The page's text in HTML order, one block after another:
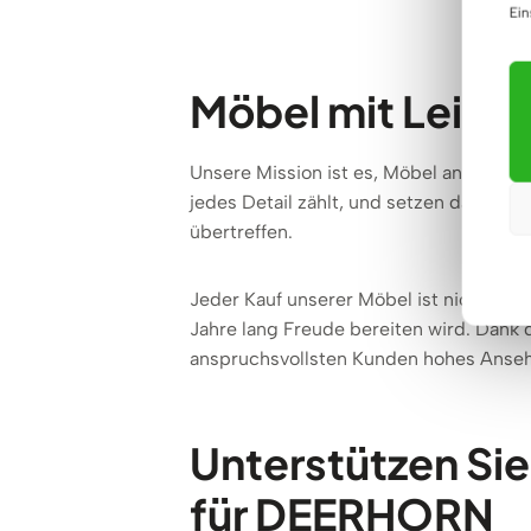
Möbel mit
Unsere Mission ist es, Möbel
jedes Detail zählt, und setzen daher
übertreffen.
Jeder Kauf unserer Möbel ist nicht
Jahre lang Freude bereiten wird.
anspruchsvollsten Kunden hohes
Unterstützen
für DEERHORN